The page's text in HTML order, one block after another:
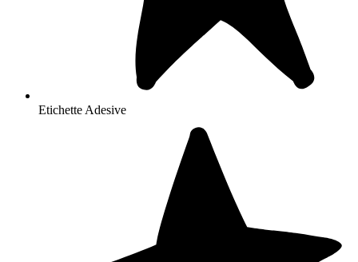
Etichette Adesive